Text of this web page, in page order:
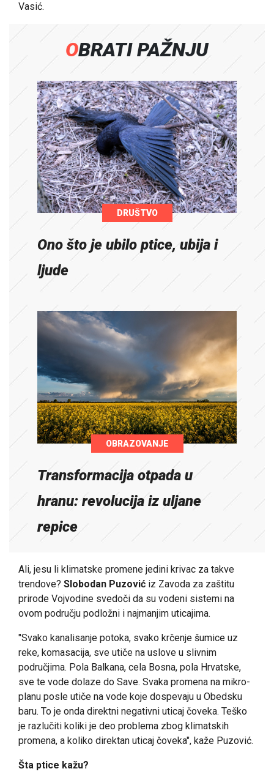
Vasić.
OBRATI PAŽNJU
DRUŠTVO
Ono što je ubilo ptice, ubija i
ljude
OBRAZOVANJE
Transformacija otpada u
hranu: revolucija iz uljane
repice
Ali, jesu li klimatske promene jedini krivac za takve
trendove? Slobodan Puzović iz Zavoda za zaštitu
prirode Vojvodine svedoči da su vodeni sistemi na
ovom području podložni i najmanjim uticajima.
"Svako kanalisanje potoka, svako krčenje šumice uz
reke, komasacija, sve utiče na uslove u slivnim
područjima. Pola Balkana, cela Bosna, pola Hrvatske,
sve te vode dolaze do Save. Svaka promena na mikro-
planu posle utiče na vode koje dospevaju u Obedsku
baru. To je onda direktni negativni uticaj čoveka. Teško
je razlučiti koliki je deo problema zbog klimatskih
promena, a koliko direktan uticaj čoveka", kaže Puzović.
Šta ptice kažu?